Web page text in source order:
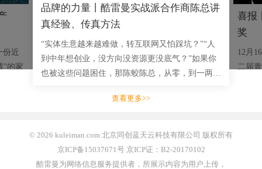
份近
”的家
品牌的力量丨酷雷曼实战派合作商陈总讲
真经验、传真方法
“实体生意越来越难做，转互联网又怕踩坑？”“人
到中年想创业，没方向没资源更没底气？”如果你
也被这些问题困住，那陈蛟陈总，从零，到一两千
绩说话的创业者，将毫无
喜报
奖
12月
二届
查看更多>>
© 2026 kuleiman.com 北京同创蓝天云科技有限公司 版权所有
京ICP备15037671号 京ICP证：B2-20170102
酷雷曼为网络信息服务提供者，所展示内容为用户上传，